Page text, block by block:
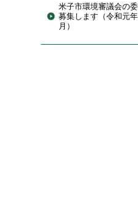
米子市環境審議会の
募集します（令和元
月）